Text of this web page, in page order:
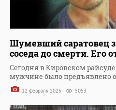
Шумевший саратовец
соседа до смерти. Его
Сегодня в Кировском
мужчине было предъявлено
12 февраля 2025 5053